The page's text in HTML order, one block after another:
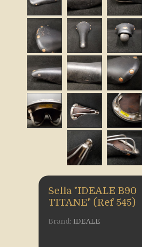
Sella "IDEALE B90
TITANE" (Ref 545)
Brand: IDEALE